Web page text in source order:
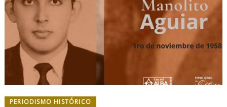
PERIODISMO HISTÓRICO